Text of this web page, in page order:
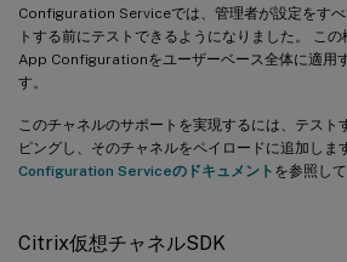
Configuration Serviceでは、管理者が設定をす
トする前にテストできるようになりました。 こ
App Configurationをユーザーベース全体に適用
す。
このチャネルのサポートを実現するには、テスト
ピングし、そのチャネルをペイロードに追加しま
Configuration Serviceのドキュメント を参照し
Citrix仮想チャネルSDK